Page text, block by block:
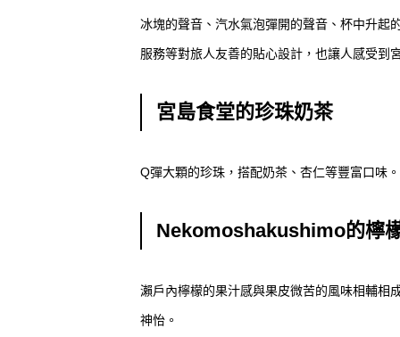
冰塊的聲音、汽水氣泡彈開的聲音、杯中升起
服務等對旅人友善的貼心設計，也讓人感受到
宮島食堂的珍珠奶茶
Q彈大顆的珍珠，搭配奶茶、杏仁等豐富口味
Nekomoshakushimo的檸
瀨戶內檸檬的果汁感與果皮微苦的風味相輔相
神怡。